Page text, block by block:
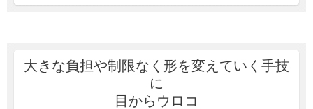
大きな負担や制限なく形を変えていく手技
に
目からウロコ